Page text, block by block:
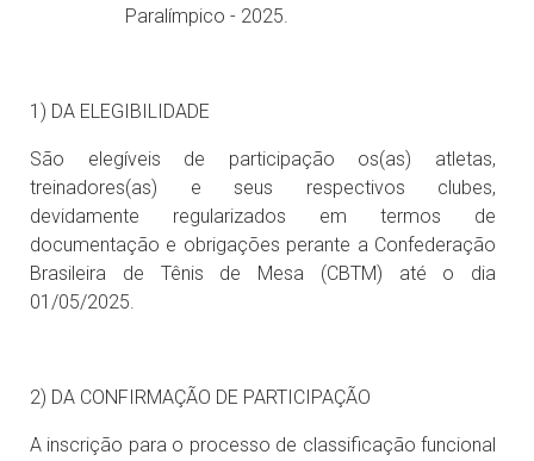
Paralímpico - 2025.
1) DA ELEGIBILIDADE
São elegíveis de participação os(as) atletas,
treinadores(as) e seus respectivos clubes,
devidamente regularizados em termos de
documentação e obrigações perante a Confederação
Brasileira de Tênis de Mesa (CBTM) até o dia
01/05/2025.
2) DA CONFIRMAÇÃO DE PARTICIPAÇÃO
A inscrição para o processo de classificação funcional